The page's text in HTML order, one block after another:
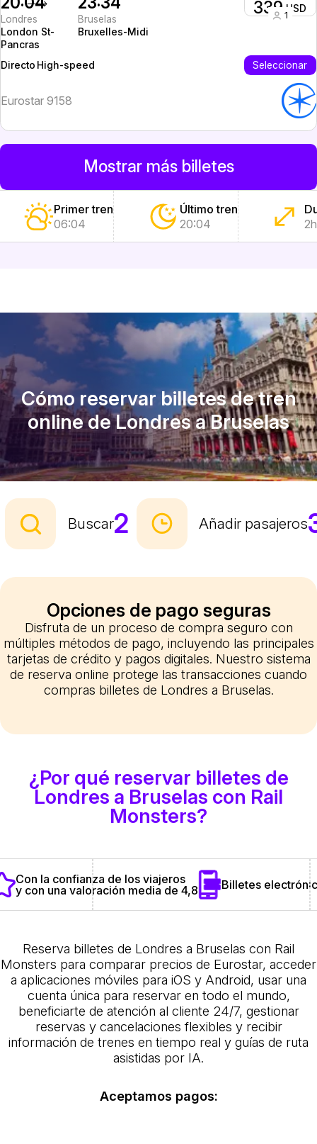
Londres
London St-
Pancras
Bruselas
Bruxelles-Midi
339 USD
1
Directo High-speed Seleccionar
Eurostar 9158
Mostrar más billetes
Primer tren
06:04
Último tren
20:04
Cómo reservar billetes de tren
online de Londres a Bruselas
Buscar2 Añadir pasajeros
Opciones de pago seguras
Disfruta de un proceso de compra seguro con
múltiples métodos de pago, incluyendo las principales
tarjetas de crédito y pagos digitales. Nuestro sistema
de reserva online protege las transacciones cuando
compras billetes de Londres a Bruselas.
¿Por qué reservar billetes de
Londres a Bruselas con Rail
Monsters?
Con la confianza de los viajeros
y con una valoración media de 4,8
Billetes
Reserva billetes de Londres a Bruselas con Rail
Monsters para comparar precios de Eurostar, acceder
a aplicaciones móviles para iOS y Android, usar una
cuenta única para reservar en todo el mundo,
beneficiarte de atención al cliente 24/7, gestionar
reservas y cancelaciones flexibles y recibir
información de trenes en tiempo real y guías de ruta
asistidas por IA.
Aceptamos pagos: